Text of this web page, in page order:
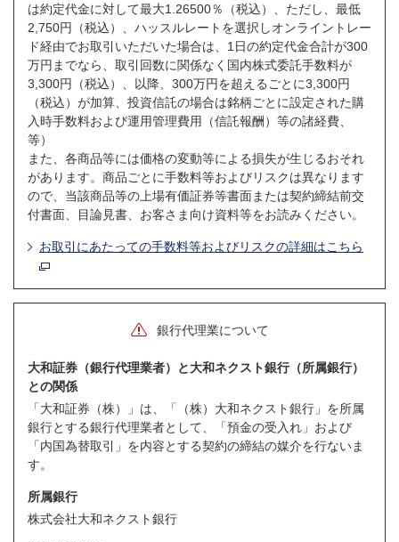
は約定代金に対して最大1.26500％（税込）、ただし、最低
2,750円（税込）、ハッスルレートを選択しオンライントレー
ド経由でお取引いただいた場合は、1日の約定代金合計が300
万円までなら、取引回数に関係なく国内株式委託手数料が
3,300円（税込）、以降、300万円を超えるごとに3,300円
（税込）が加算、投資信託の場合は銘柄ごとに設定された購
入時手数料および運用管理費用（信託報酬）等の諸経費、
等）
また、各商品等には価格の変動等による損失が生じるおそれ
があります。商品ごとに手数料等およびリスクは異なります
ので、当該商品等の上場有価証券等書面または契約締結前交
付書面、目論見書、お客さま向け資料等をお読みください。
お取引にあたっての手数料等およびリスクの詳細はこちら
銀行代理業について
大和証券（銀行代理業者）と大和ネクスト銀行（所属銀行）
との関係
「大和証券（株）」は、「（株）大和ネクスト銀行」を所属
銀行とする銀行代理業者として、「預金の受入れ」および
「内国為替取引」を内容とする契約の締結の媒介を行ないま
す。
所属銀行
株式会社大和ネクスト銀行